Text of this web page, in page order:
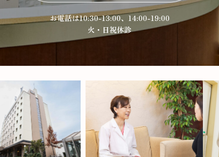
お電話は10:30-13:00、14:00-19:00
火・日祝休診